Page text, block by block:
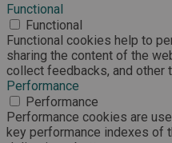
Functional
Functional
Functional cookies help to
sharing the content of the
collect feedbacks, and other
Performance
Performance
Performance cookies are
key performance indexes of